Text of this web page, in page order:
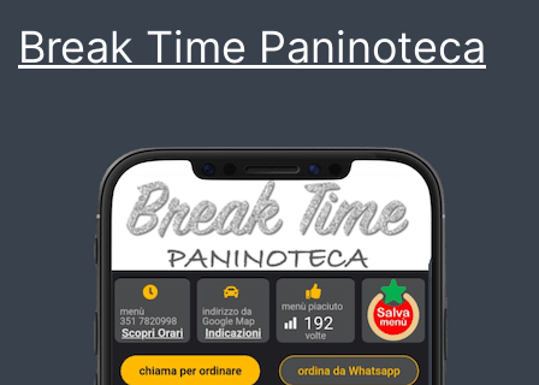
Break Time Paninoteca